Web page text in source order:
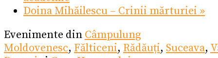
Doina Mihăilescu – Crinii mărturiei »
Evenimente din Câmpulung
Moldovenesc, Fălticeni, Rădăuți, Suceava,